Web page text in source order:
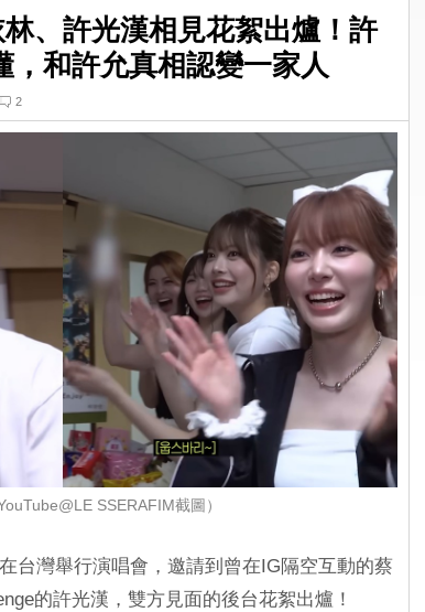
、許光漢相見花絮出爐！許
，和許允真相認變一家人
2
SSERAFIM截圖）
台灣舉行演唱會，邀請到曾在IG隔空互動的蔡
的許光漢，雙方見面的後台花絮出爐！